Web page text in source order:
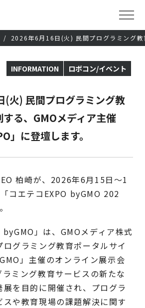
2026年6月16日(火) 民間プログラミング教
INFORMATION ロボコン/イベント
火) 民間プログラミング教
る、GMOメディア主催
」に登壇します。
柏崎が、2026年6月15日～1
コエテコEXPO byGMO 202
byGMO」は、GMOメディア株式
グラミング教育ポータルサイ
」主催のオンライン展示会
ミング教育サービスの新たな
を目的に開催され、プログラ
スや教育現場の課題解決に関す